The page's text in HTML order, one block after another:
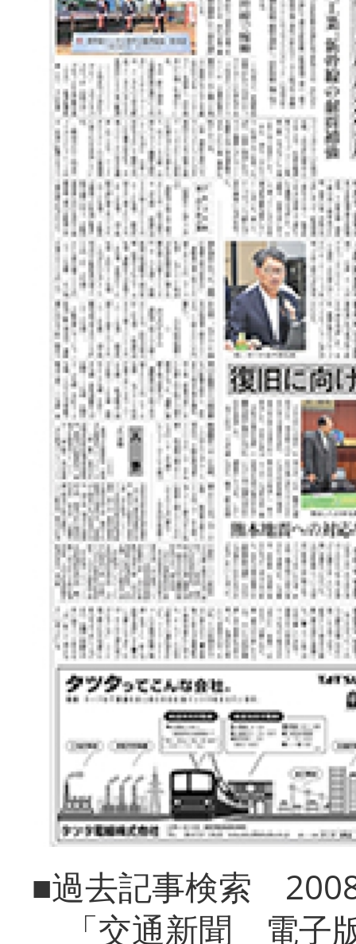
■過去記事検索
「交通新聞 電子